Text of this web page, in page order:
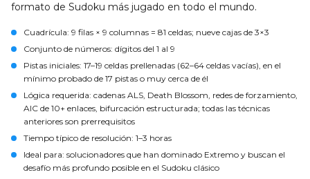
formato de Sudoku más jugado en todo el mundo.
Cuadrícula: 9 filas × 9 columnas = 81 celdas; nueve cajas de 3×3
Conjunto de números: dígitos del 1 al 9
Pistas iniciales: 17–19 celdas prellenadas (62–64 celdas vacías), en el
mínimo probado de 17 pistas o muy cerca de él
Lógica requerida: cadenas ALS, Death Blossom, redes de forzamiento,
AIC de 10+ enlaces, bifurcación estructurada; todas las técnicas
anteriores son prerrequisitos
Tiempo típico de resolución: 1–3 horas
Ideal para: solucionadores que han dominado Extremo y buscan el
desafío más profundo posible en el Sudoku clásico